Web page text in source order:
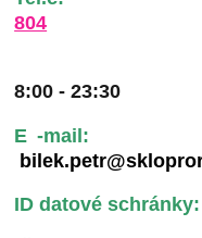
804
8:00 - 23:30
E -mail:
ID datové schránky: